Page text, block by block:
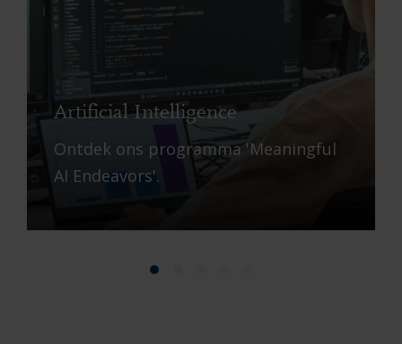
Artificial Intelligence
Ontdek ons ​​programma 'Meaningful
AI Endeavors'.